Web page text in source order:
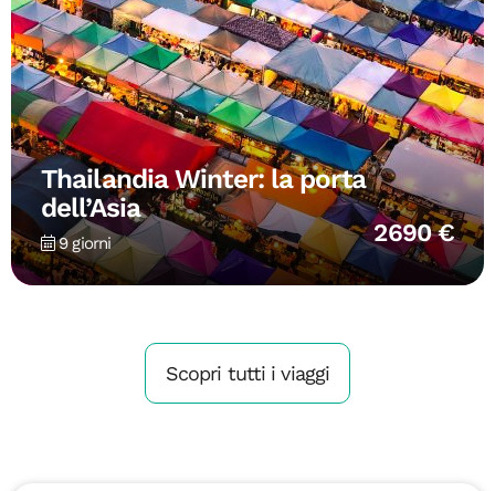
Thailandia Winter: la porta
dell’Asia
9 giorni 2690 €
Scopri tutti i viaggi